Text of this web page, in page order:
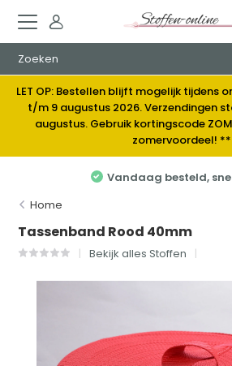
LET OP: Bestellen blijft mogelijk tijdens
t/m 9 augustus 2026. Verzendingen
augustus. Gebruik kortingscode
zomervoordeel! **
besteld, snel in huis
Home
Tassenband Rood 40mm
Bekijk alles Stoffen